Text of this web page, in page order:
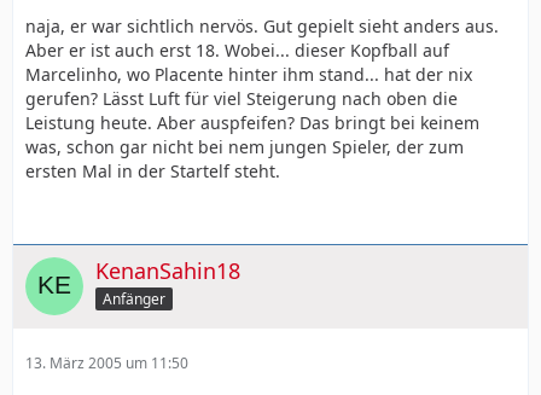
naja, er war sichtlich nervös. Gut gepielt sieht anders aus.
Aber er ist auch erst 18. Wobei... dieser Kopfball auf
Marcelinho, wo Placente hinter ihm stand... hat der nix
gerufen? Lässt Luft für viel Steigerung nach oben die
Leistung heute. Aber auspfeifen? Das bringt bei keinem
was, schon gar nicht bei nem jungen Spieler, der zum
ersten Mal in der Startelf steht.
KenanSahin18
Anfänger
13. März 2005 um 11:50